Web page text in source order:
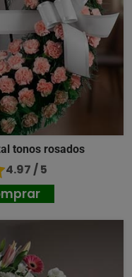
tonos rosados
4.97 / 5